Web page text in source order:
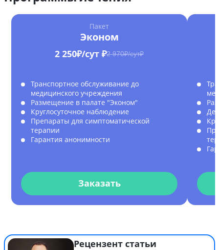
Пакет
Эконом
2 250₽/сут ₽2 970₽/сут₽
Транспортное обслуживание до
медицинского учреждения
Размещение в палате "Эконом"
Круглосуточное наблюдение
Препараты для симптоматической
терапии
Гарантия анонимности
Заказать
Рецензент статьи